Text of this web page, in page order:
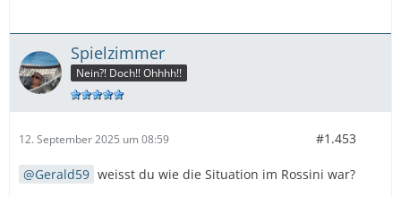
Spielzimmer
Nein?! Doch!! Ohhhh!!
12. September 2025 um 08:59 #1.453
Gerald59 weisst du wie die Situation im Rossini war?